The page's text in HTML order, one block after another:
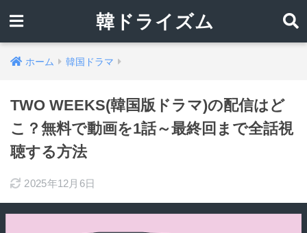
韓ドライズム
ホーム 韓国ドラマ
TWO WEEKS(韓国版ドラマ)の配信はど
こ？無料で動画を1話～最終回まで全話視
聴する方法
2025年12月6日